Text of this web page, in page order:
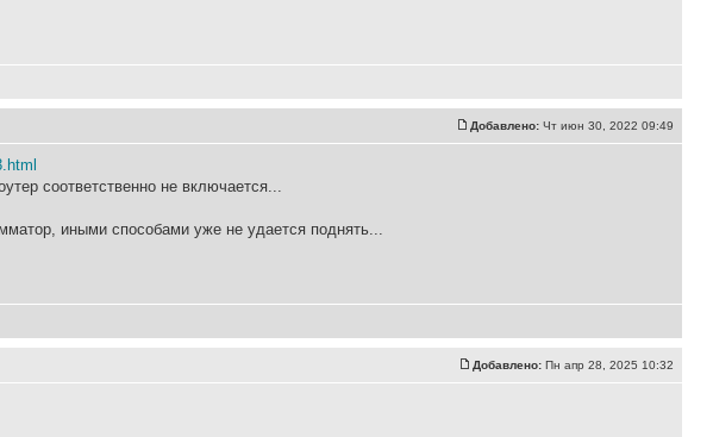
Добавлено: Чт июн 30, 2022 09:49
соответственно не включается...
иными способами уже не удается поднять...
Добавлено: Пн апр 28, 2025 10:32